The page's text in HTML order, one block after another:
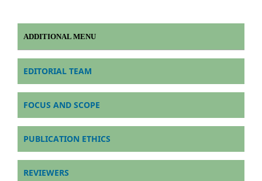
ADDITIONAL MENU
EDITORIAL TEAM
FOCUS AND SCOPE
PUBLICATION ETHICS
REVIEWERS